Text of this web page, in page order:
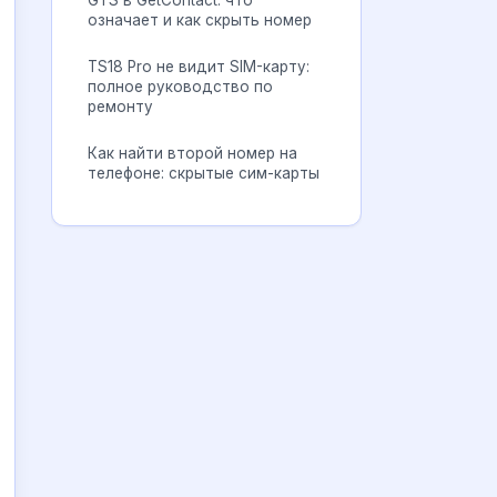
означает и как скрыть номер
TS18 Pro не видит SIM-карту:
полное руководство по
ремонту
Как найти второй номер на
телефоне: скрытые сим-карты